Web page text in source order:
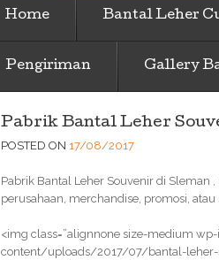
Home Bantal Leher
Pengiriman Gallery
Pabrik Bantal Leher
POSTED ON 17/08/2017
Pabrik Bantal Leher Souvenir di
perusahaan, merchandise, promosi,
<img class=”alignnone size-medium
content/uploads/2017/07/bantal-leher-